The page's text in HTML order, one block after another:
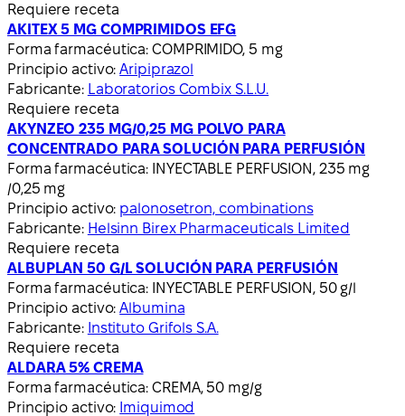
Requiere receta
AKITEX 5 MG COMPRIMIDOS EFG
Forma farmacéutica: COMPRIMIDO, 5 mg
Principio activo:Aripiprazol
Fabricante: Laboratorios Combix S.L.U.
Requiere receta
AKYNZEO 235 MG/0,25 MG POLVO PARA
CONCENTRADO PARA SOLUCIÓN PARA PERFUSIÓN
Forma farmacéutica: INYECTABLE PERFUSION, 235 mg
/0,25 mg
Principio activo: palonosetron, combinations
Fabricante: Helsinn Birex Pharmaceuticals Limited
Requiere receta
ALBUPLAN 50 G/L SOLUCIÓN PARA PERFUSIÓN
Forma farmacéutica: INYECTABLE PERFUSION, 50 g/l
Principio activo:Albumina
Fabricante: Instituto Grifols S.A.
Requiere receta
ALDARA 5% CREMA
Forma farmacéutica: CREMA, 50 mg/g
Principio activo: Imiquimod